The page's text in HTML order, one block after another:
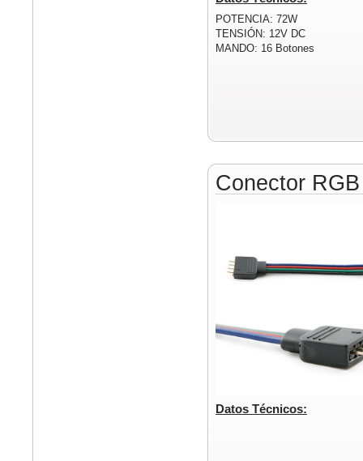
POTENCIA: 72W
TENSIÓN: 12V DC
MANDO: 16 Botones
Conector
Datos Técnicos: